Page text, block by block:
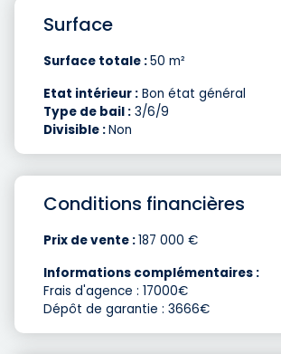
Surface
Surface totale :50 m²
Etat intérieur : Bon état général
Type de bail : 3/6/9
Divisible :Non
Conditions financières
Prix de vente :187 000 €
Informations complémentaires :
Frais d'agence : 17000€
Dépôt de garantie : 3666€